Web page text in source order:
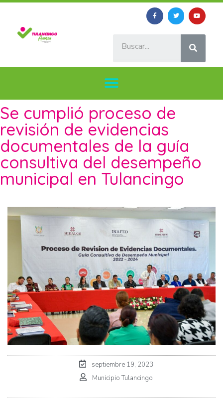
Se cumplió proceso de
revisión de evidencias
documentales de la guía
consultiva del desempeño
municipal en Tulancingo
septiembre 19, 2023
Municipio Tulancingo